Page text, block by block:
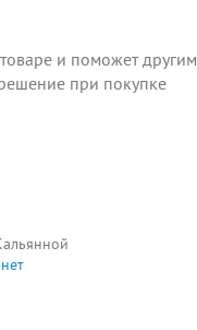
и поможет другим
при покупке